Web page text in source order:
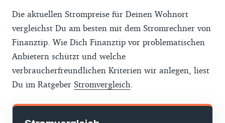
Die aktuellen Strompreise für Deinen Wohnort
vergleichst Du am besten mit dem Stromrechner von
Finanztip. Wie Dich Finanztip vor problematischen
Anbietern schützt und welche
verbraucherfreundlichen Kriterien wir anlegen, liest
Du im Ratgeber Stromvergleich